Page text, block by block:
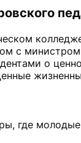
с
о
где